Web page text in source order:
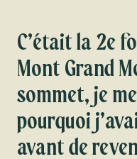
C’était la 2e
Mont Grand
sommet, je
pourquoi
avant de